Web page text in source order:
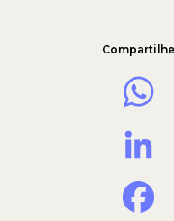
Compartilhe